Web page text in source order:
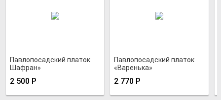
Павлопосадский платок
Шафран»
2 500 Р
Павлопосадский платок
«Варенька»
2 770 Р